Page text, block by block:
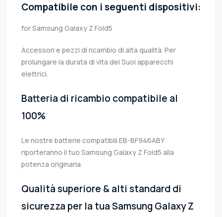
Compatibile con i seguenti dispositivi:
for Samsung Galaxy Z Fold5
Accessori e pezzi di ricambio di alta qualità. Per
prolungare la durata di vita dei Suoi apparecchi
elettrici.
Batteria di ricambio compatibile al
100%
Le nostre batterie compatibili EB-BF946ABY
riporteranno il tuo Samsung Galaxy Z Fold5 alla
potenza originaria.
Qualità superiore & alti standard di
sicurezza per la tua Samsung Galaxy Z